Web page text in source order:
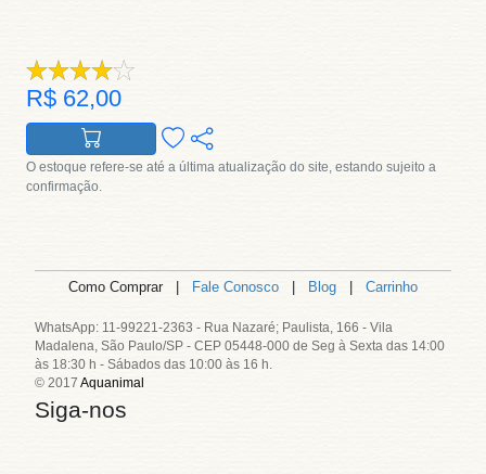
R$ 62,00
O estoque refere-se até a última atualização do site, estando sujeito a
confirmação.
Como Comprar | Fale Conosco | Blog | Carrinho
WhatsApp: 11-99221-2363 - Rua Nazaré; Paulista, 166 - Vila
Madalena, São Paulo/SP - CEP 05448-000 de Seg à Sexta das 14:00
às 18:30 h - Sábados das 10:00 às 16 h.
© 2017 Aquanimal
Siga-nos